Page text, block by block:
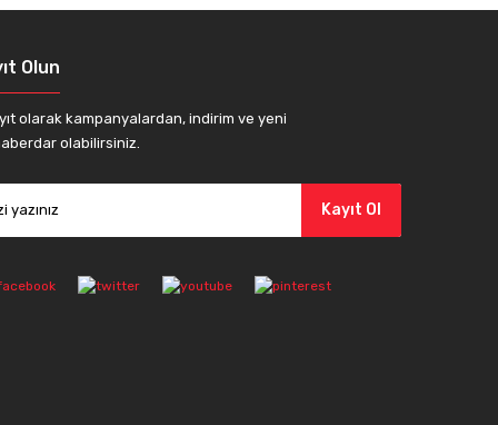
Olun
olarak kampanyalardan, indirim ve yeni
olabilirsiniz.
Kayıt Ol